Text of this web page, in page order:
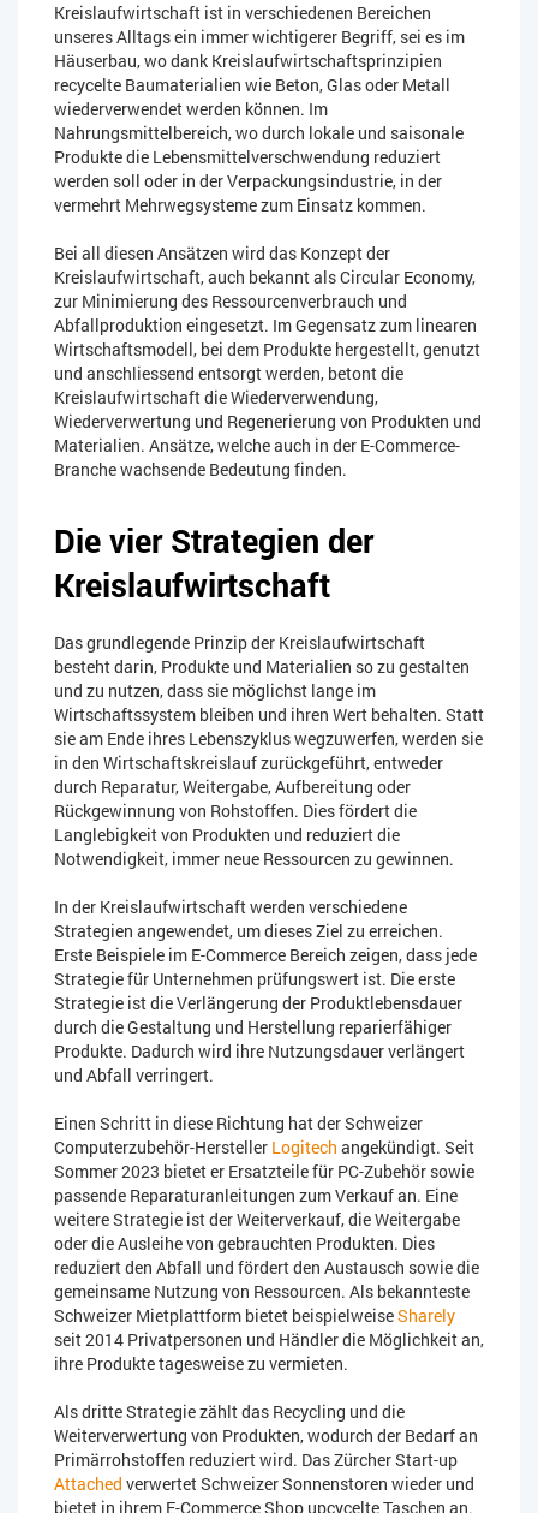
Kreislaufwirtschaft ist in verschiedenen Bereichen
unseres Alltags ein immer wichtigerer Begriff, sei es im
Häuserbau, wo dank Kreislaufwirtschaftsprinzipien
recycelte Baumaterialien wie Beton, Glas oder Metall
wiederverwendet werden können. Im
Nahrungsmittelbereich, wo durch lokale und saisonale
Produkte die Lebensmittelverschwendung reduziert
werden soll oder in der Verpackungsindustrie, in der
vermehrt Mehrwegsysteme zum Einsatz kommen.
Bei all diesen Ansätzen wird das Konzept der
Kreislaufwirtschaft, auch bekannt als Circular Economy,
zur Minimierung des Ressourcenverbrauch und
Abfallproduktion eingesetzt. Im Gegensatz zum linearen
Wirtschaftsmodell, bei dem Produkte hergestellt, genutzt
und anschliessend entsorgt werden, betont die
Kreislaufwirtschaft die Wiederverwendung,
Wiederverwertung und Regenerierung von Produkten und
Materialien. Ansätze, welche auch in der E-Commerce-
Branche wachsende Bedeutung finden.
Die vier Strategien der
Kreislaufwirtschaft
Das grundlegende Prinzip der Kreislaufwirtschaft
besteht darin, Produkte und Materialien so zu gestalten
und zu nutzen, dass sie möglichst lange im
Wirtschaftssystem bleiben und ihren Wert behalten. Statt
sie am Ende ihres Lebenszyklus wegzuwerfen, werden sie
in den Wirtschaftskreislauf zurückgeführt, entweder
durch Reparatur, Weitergabe, Aufbereitung oder
Rückgewinnung von Rohstoffen. Dies fördert die
Langlebigkeit von Produkten und reduziert die
Notwendigkeit, immer neue Ressourcen zu gewinnen.
In der Kreislaufwirtschaft werden verschiedene
Strategien angewendet, um dieses Ziel zu erreichen.
Erste Beispiele im E-Commerce Bereich zeigen, dass jede
Strategie für Unternehmen prüfungswert ist. Die erste
Strategie ist die Verlängerung der Produktlebensdauer
durch die Gestaltung und Herstellung reparierfähiger
Produkte. Dadurch wird ihre Nutzungsdauer verlängert
und Abfall verringert.
Einen Schritt in diese Richtung hat der Schweizer
Computerzubehör-Hersteller Logitech angekündigt. Seit
Sommer 2023 bietet er Ersatzteile für PC-Zubehör sowie
passende Reparaturanleitungen zum Verkauf an. Eine
weitere Strategie ist der Weiterverkauf, die Weitergabe
oder die Ausleihe von gebrauchten Produkten. Dies
reduziert den Abfall und fördert den Austausch sowie die
gemeinsame Nutzung von Ressourcen. Als bekannteste
Schweizer Mietplattform bietet beispielweiseSharely
seit 2014 Privatpersonen und Händler die Möglichkeit an,
ihre Produkte tagesweise zu vermieten.
Als dritte Strategie zählt das Recycling und die
Weiterverwertung von Produkten, wodurch der Bedarf an
Primärrohstoffen reduziert wird. Das Zürcher Start-up
Attached verwertet Schweizer Sonnenstoren wieder und
bietet in ihrem E-Commerce Shop upcycelte Taschen an.